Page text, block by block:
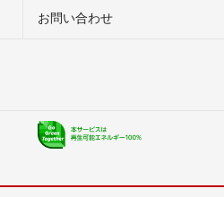
お問い合わせ